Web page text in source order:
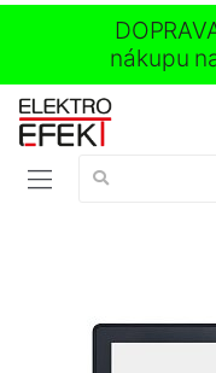
nákupu
Vyhledávání: